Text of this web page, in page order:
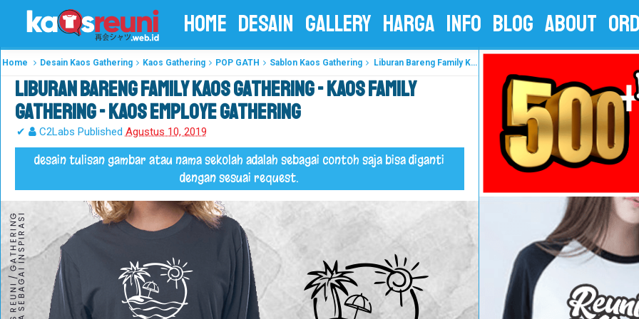
HOME DESAIN GALLERY HARGA INFO BLOG ABOUT
Home Desain Kaos Gathering Kaos Gathering POP GATH Sablon Kaos Gathering Liburan Bareng Family Kaos Gathering - Kaos Family Gathering - Kaos Employe Gathering
Liburan Bareng Family Kaos Gathering - Kaos Family
Gathering - Kaos Employe Gathering
✔ C2Labs Published Agustus 10, 2019
desain tulisan gambar atau nama sekolah adalah sebagai contoh saja bisa diganti
dengan sesuai request.